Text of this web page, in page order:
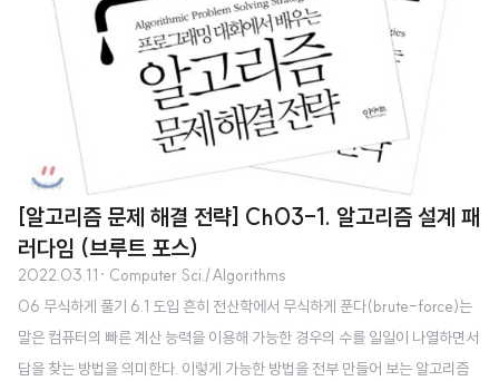
[알고리즘 문제 해결 전략] Ch03-1. 알고리즘 설계 패
러다임 (브루트 포스)
2022.03.11 · Computer Sci./Algorithms
06 무식하게 풀기 6.1 도입 흔히 전산학에서 무식하게 푼다(brute-force)는
말은 컴퓨터의 빠른 계산 능력을 이용해 가능한 경우의 수를 일일이 나열하면서
답을 찾는 방법을 의미한다. 이렇게 가능한 방법을 전부 만들어 보는 알고리즘